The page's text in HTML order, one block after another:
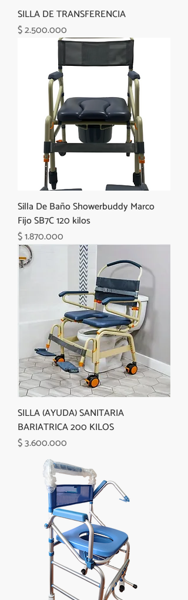
SILLA DE TRANSFERENCIA
Precio
$ 2.500.000
Silla De Baño Showerbuddy Marco
Fijo SB7C 120 kilos
Precio
$ 1.870.000
SILLA (AYUDA) SANITARIA
BARIATRICA 200 KILOS
Precio
$ 3.600.000